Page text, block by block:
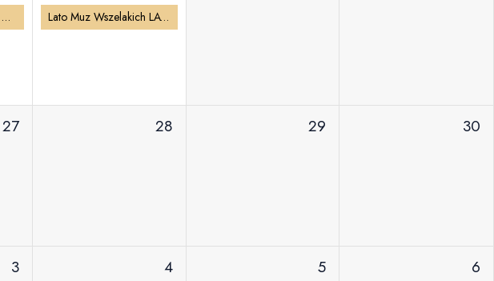
Lato Muz Wszelakich | Potańcówka w Pałacu Lato Muz Wszelakich LATO 2.6 | Kino Familijne
27 28 29 30
3 4 5 6